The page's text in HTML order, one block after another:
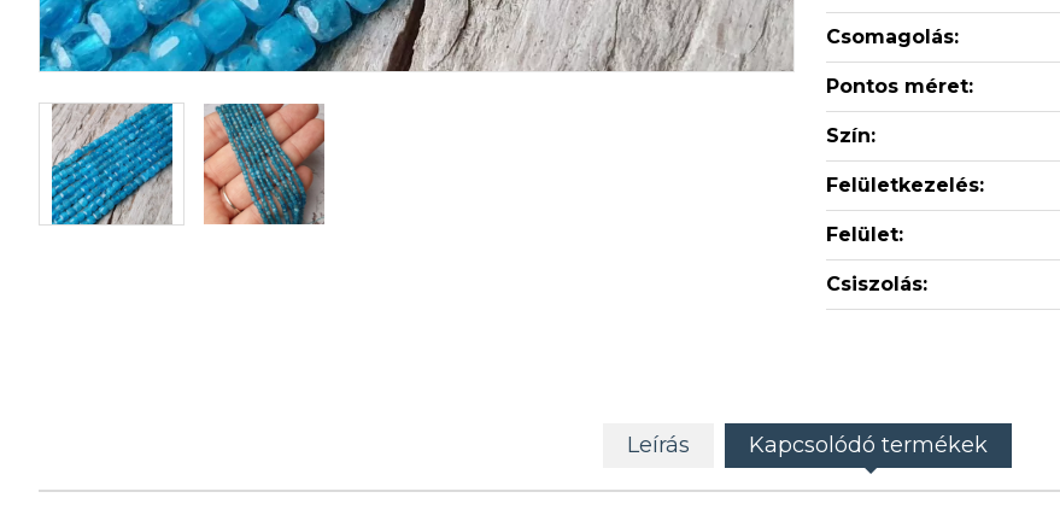
Csomagolás:
Pontos méret:
Szín:
Felületkezelés:
Felület:
Csiszolás:
Leírás Kapcsolódó termékek